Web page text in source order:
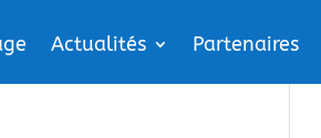
Actualités Partenaires